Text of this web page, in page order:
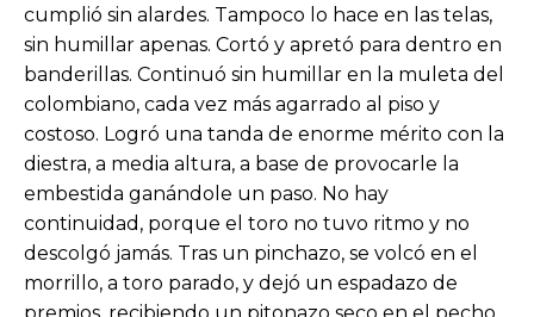
cumplió sin alardes. Tampoco lo hace en las telas,
sin humillar apenas. Cortó y apretó para dentro en
banderillas. Continuó sin humillar en la muleta del
colombiano, cada vez más agarrado al piso y
costoso. Logró una tanda de enorme mérito con la
diestra, a media altura, a base de provocarle la
embestida ganándole un paso. No hay
continuidad, porque el toro no tuvo ritmo y no
descolgó jamás. Tras un pinchazo, se volcó en el
morrillo, a toro parado, y dejó un espadazo de